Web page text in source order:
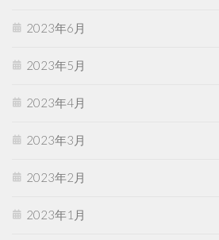
2023年6月
2023年5月
2023年4月
2023年3月
2023年2月
2023年1月